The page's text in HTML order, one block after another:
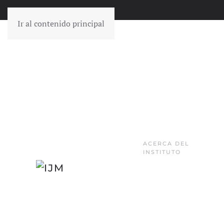
Ir al contenido principal
ACERCA DEL
INSTITUTO